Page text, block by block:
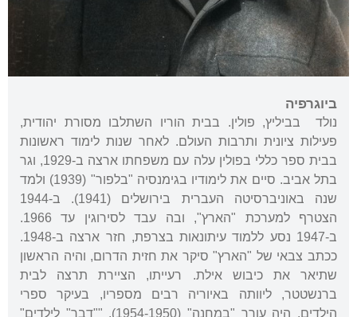
ביוגרפיה
נולד בביליץ, פולין. בבית הוריו השתלבו מסורת יהודית,
פעילות ציונית ותרבות העולם. לאחר שנות לימוד ראשונות
בבית ספר כללי בפולין עלה עם משפחתו ארצה ב-1929, וגר
בתל אביב. סיים את לימודיו בגימנסיה "בלפור" (1939) ולמד
שנה באוניברסיטה העברית בירושלים (1941). ב-1944
הצטרף למערכת "הארץ", ובה עבד לסירוגין עד 1966.
ב-1947 נסע ללמוד עיתונאות בצרפת, חזר ארצה ב-1948.
ככתב צבאי של "הארץ" סיקר את חזית הדרום, והיה הראשון
שתיאר את כיבוש אילת. רעייתו, הציירת תרצה לבית
ברנשטטר, ליוותה באיוריה רבים מספריו, בעיקר ספרי
הילדים. היה עורך "במחנה" (1954-1950), ""דבר" לילדים"